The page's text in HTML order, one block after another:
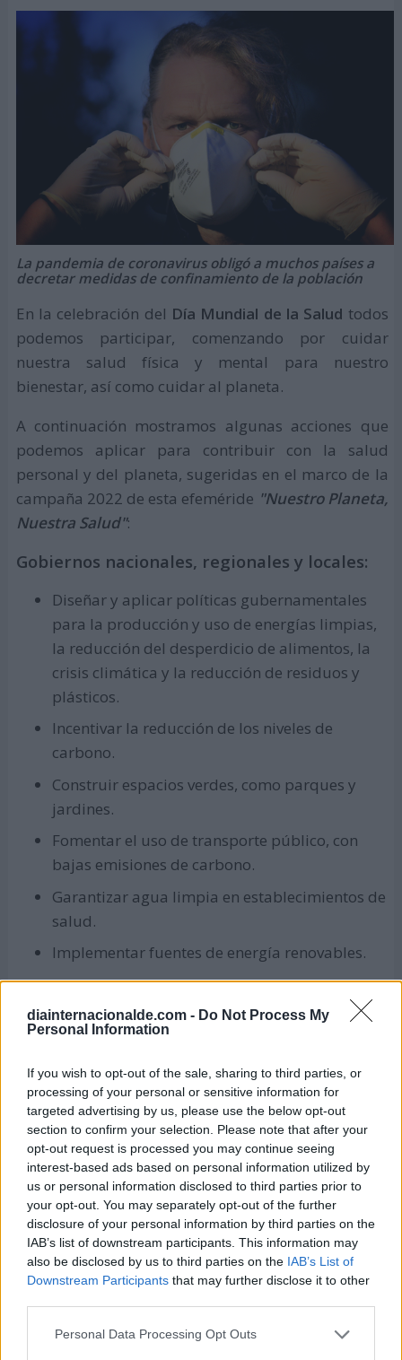
diainternacionalde.com - Do Not Process My
Personal Information
If you wish to opt-out of the sale, sharing to third parties, or
processing of your personal or sensitive information for
targeted advertising by us, please use the below opt-out
section to confirm your selection. Please note that after your
opt-out request is processed you may continue seeing
interest-based ads based on personal information utilized by
us or personal information disclosed to third parties prior to
your opt-out. You may separately opt-out of the further
disclosure of your personal information by third parties on the
IAB’s list of downstream participants. This information may
also be disclosed by us to third parties on the IAB’s List of
Downstream Participants that may further disclose it to other
Personal Data Processing Opt Outs
La pandemia de coronavirus obligó a muchos países a
decretar medidas de confinamiento de la población
En la celebración del Día Mundial de la Salud todos
podemos participar, comenzando por cuidar
nuestra salud física y mental para nuestro
bienestar, así como cuidar al planeta.
A continuación mostramos algunas acciones que
podemos aplicar para contribuir con la salud
personal y del planeta, sugeridas en el marco de la
campaña 2022 de esta efeméride "Nuestro Planeta,
Nuestra Salud":
Gobiernos nacionales, regionales y locales:
Diseñar y aplicar políticas gubernamentales
para la producción y uso de energías limpias,
la reducción del desperdicio de alimentos, la
crisis climática y la reducción de residuos y
plásticos.
Incentivar la reducción de los niveles de
carbono.
Construir espacios verdes, como parques y
jardines.
Fomentar el uso de transporte público, con
bajas emisiones de carbono.
Garantizar agua limpia en establecimientos de
salud.
Implementar fuentes de energía renovables.
Promover la implementación de ciclovías y vías
peatonales.
Garantizar a los empleados y trabajadores el
acceso al agua potable.
Apoyar el teletrabajo.
Apoyar la lactancia materna por parte de
madres trabajadoras.
Contribuir al ahorro energético, apagando las
luces de oficinas y edificaciones.
Producir o adquirir productos reciclables o
reutilizables.